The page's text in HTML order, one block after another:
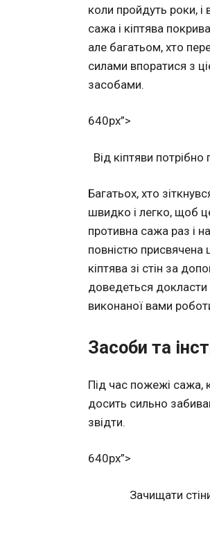
коли пройдуть роки, і
сажа і кіптява
але багатьом, хто
силами впоратися з
засобами.
640px”>
Від кіптяви
Багатьох, хто
швидко і легко, щоб
противна сажа раз і
повністю присвячена
кіптява зі стін за
доведеться докласти
виконаної вами
Засоби та
Під час пожежі сажа,
досить сильно
звідти.
640px”>
Зачищати